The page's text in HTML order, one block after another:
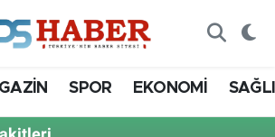
SPOR EKONOMİ